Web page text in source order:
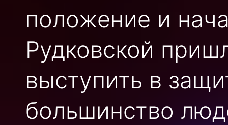
положение и
Рудковской
выступить в
большинство